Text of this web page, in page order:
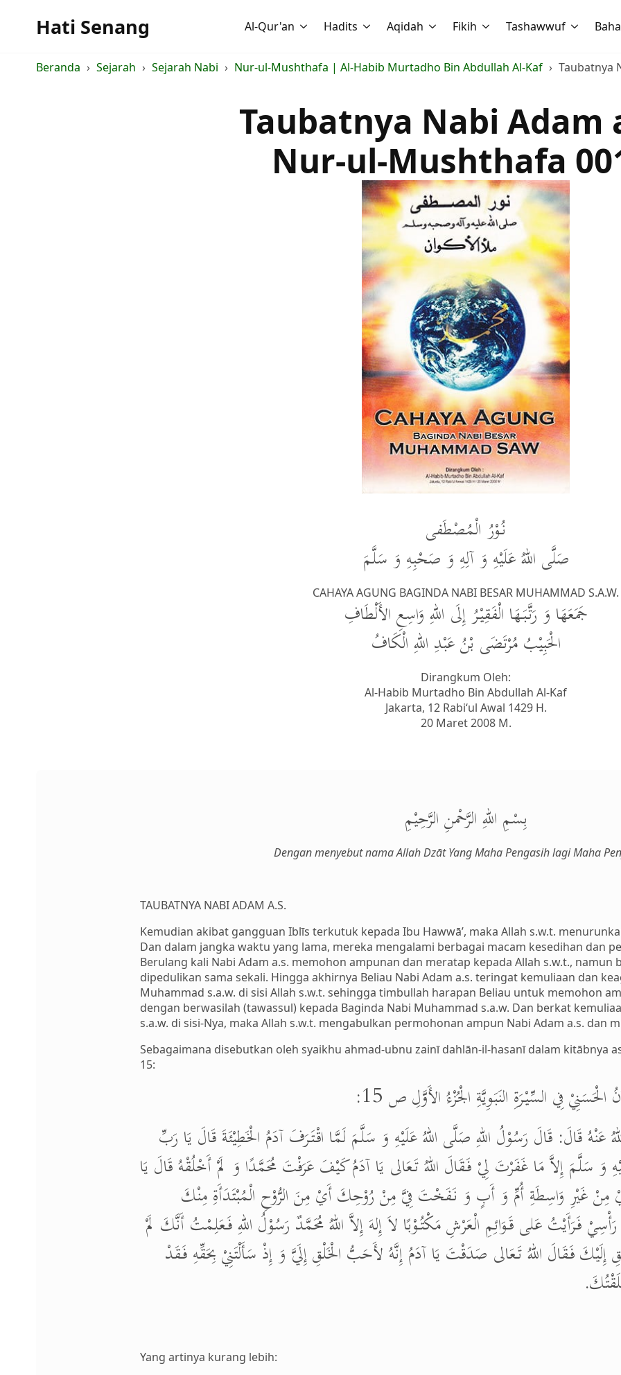
Hati Senang Al-Qur'an Hadits Aqidah Fikih Tashawwuf
Beranda Sejarah Sejarah Nabi Nur-ul-Mushthafa | Al-Habib Murtadho Bin Abdullah Al-Kaf Taubatnya
Taubatnya Nabi Adam
Nur-ul-Mushthafa
نُوْرُ الْمُصْطَفى
صَلَّى اللهُ عَلَيْهِ وَ آلِهِ وَ صَحْبِهِ وَ سَلَّمَ
CAHAYA AGUNG BAGINDA NABI BESAR MUHAMMAD S.A.W.
جَمَعَهَا وَ رَتَّبَهَا الْفَقِيْرُ إِلَى اللهِ وَاسِعِ الأَلْطَافِ
الْحَبِيْبُ مُرْتَضَى بْنُ عَبْدِ اللهِ الْكَافُ
Dirangkum Oleh:
Al-Habib Murtadho Bin Abdullah Al-Kaf
Jakarta, 12 Rabi‘ul Awal 1429 H.
20 Maret 2008 M.
بِسْمِ اللهِ الرَّحْمنِ الرَّحِيْمِ
Dengan menyebut nama Allah Dzāt Yang Maha Pengasih lagi Maha
TAUBATNYA NABI ADAM A.S.
Kemudian akibat gangguan Iblīs terkutuk kepada Ibu Hawwā’, maka Allah s.w.t.
Dan dalam jangka waktu yang lama, mereka mengalami berbagai macam kesedihan dan
Berulang kali Nabi Adam a.s. memohon ampunan dan meratap kepada Allah s.w.t., namun
dipedulikan sama sekali. Hingga akhirnya Beliau Nabi Adam a.s. teringat kemuliaan dan
Muhammad s.a.w. di sisi Allah s.w.t. sehingga timbullah harapan Beliau untuk memohon
dengan berwasilah (tawassul) kepada Baginda Nabi Muhammad s.a.w. Dan berkat
s.a.w. di sisi-Nya, maka Allah s.w.t. mengabulkan permohonan ampun Nabi Adam a.s. dan
Sebagaimana disebutkan oleh syaikhu ahmad-ubnu zainī dahlān-il-hasanī dalam kitābnya
15:
فِي السِّيْرَةِ النَبَوِيَّةِ الْجُزْءُ الأَوَّلِ ص 15:
قَالَ: قَالَ رَسُوْلُ اللهِ صَلَّى اللهُ عَلَيْهِ وَ سَلَّمَ لَمَّا اقْتَرَفَ آدَمُ الْخَطِيْئَةَ قَالَ يَا رَبِّ
وَ سَلَّمَ إِلاَّ مَا غَفَرْتَ لِيْ فَقَالَ اللهُ تَعَالى يَا آدَمُ كَيْفَ عَرَفْتَ مُحَمَّدًا وَ لَمْ أَخْلُقْهُ قَالَ يَا
مِنْ غَيْرِ وَاسِطَةِ أُمِّ وَ أَبٍ وَ نَفَخْتَ فِيَّ مِنْ رُوْحِكَ أَيْ مِنَ الرُّوْحِ الْمُبْتَدَأَةِ مِنْكَ
فَرَأَيْتُ عَلى قَوَائِمِ الْعَرْشِ مَكْتُوْبًا لاَ إِلهَ إِلاَّ اللهُ مُحَمَّدٌ رَسُوْلُ اللهِ فَعَلِمْتُ أَنَّكَ لَمْ
فَقَالَ اللهُ تَعَالى صَدَقْتَ يَا آدَمُ إِنَّهُ لأَحَبُّ الْخَلْقِ إِلَيَّ وَ إِذْ سَأَلْتَنِيْ بِحَقِّهِ فَقَدْ
Yang artinya kurang lebih: